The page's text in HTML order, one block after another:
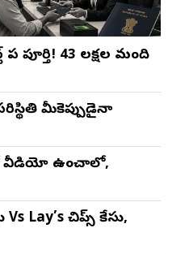
పూర్తి! 43 లక్షల మంది
మీకెప్పుడైనా
వీడియో ఉంచాలో,
Vs Lay’s చిప్స్‌ కేసు,